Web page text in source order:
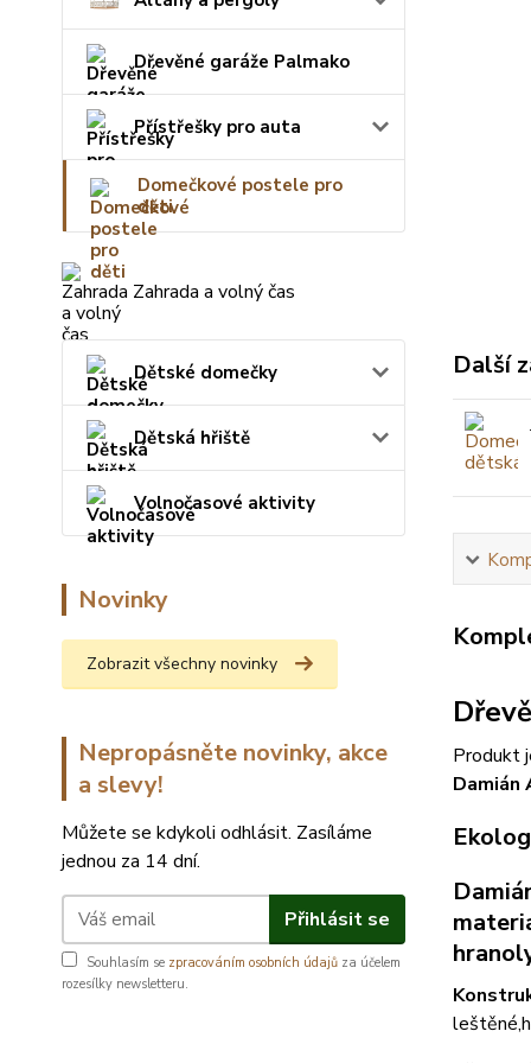
Dřevěné garáže Palmako
Přístřešky pro auta
Domečkové postele pro
děti
Zahrada a volný čas
Dětské domečky
Dětská hřiště
Volnočasové aktivity
Novinky
Zobrazit všechny novinky
Nepropásněte novinky, akce
a slevy!
Můžete se kdykoli odhlásit. Zasíláme
jednou za 14 dní.
Přihlásit se
Souhlasím se zpracováním osobních údajů za účelem
rozesílky newsletteru.
Další
Produkt
Damián